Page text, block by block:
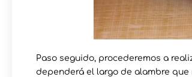
Paso seguido, procederemos a
dependerá el largo de alambre